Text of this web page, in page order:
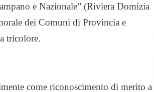
e Nazionale” (Riviera Domizia
dei Comuni di Provincia e
tricolore.
come riconoscimento di merito a